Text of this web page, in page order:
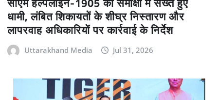
धामी, लंबित शिकायतों के शीघ्र निस्तारण और
लापरवाह अधिकारियों पर कार्रवाई के निर्देश
Uttarakhand Media Jul 31, 2026